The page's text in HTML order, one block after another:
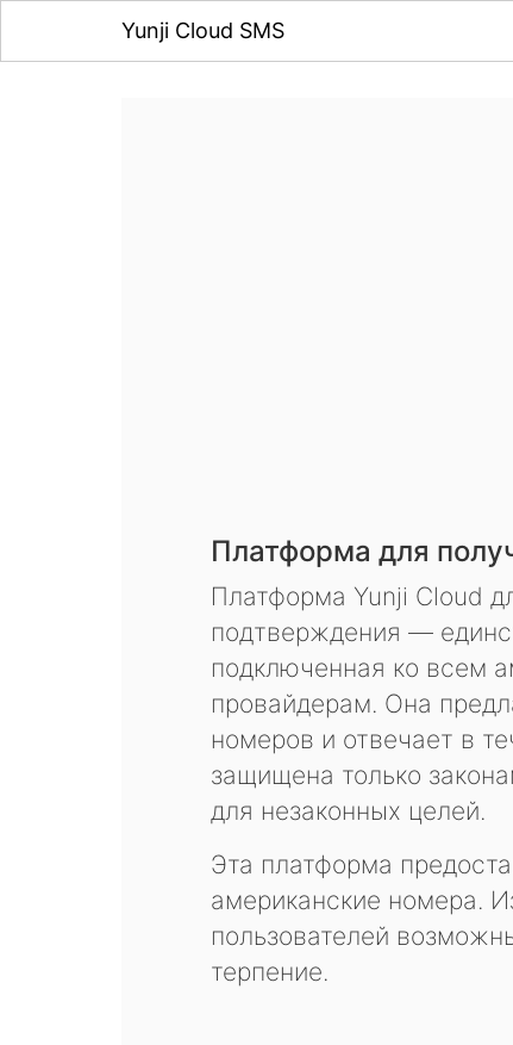
Yunji Cloud SMS
Платформа для
Платформа Yunji Cloud
подтверждения —
подключенная ко всем
провайдерам. Она
номеров и отвечает в
защищена только
для незаконных целей.
Эта платформа
американские номера.
пользователей
терпение.